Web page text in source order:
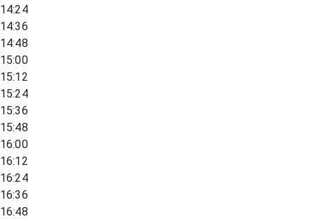
14:24
14:36
14:48
15:00
15:12
15:24
15:36
15:48
16:00
16:12
16:24
16:36
16:48